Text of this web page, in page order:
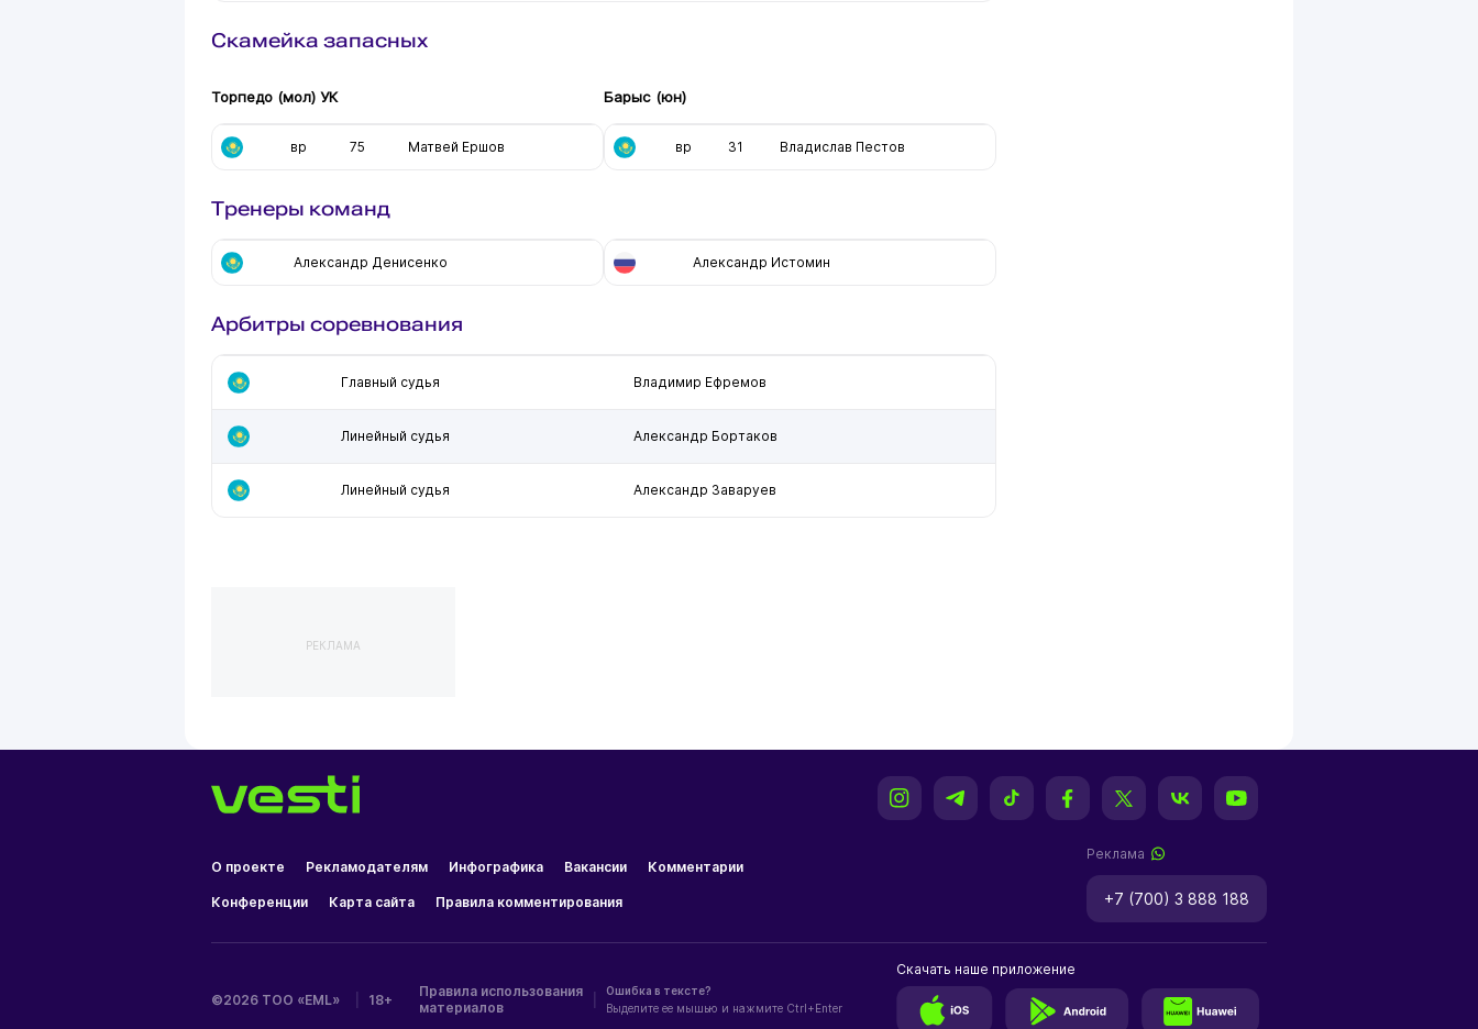
Скамейка запасных
Торпедо (мол) УК
вр 75 Матвей Ершов
Барыс (юн)
вр 31 Владислав Пестов
Тренеры команд
Александр Денисенко Александр Истомин
Арбитры соревнования
Главный судья Владимир Ефремов
Линейный судья Александр Бортаков
Линейный судья Александр Заваруев
РЕКЛАМА
О проекте Рекламодателям Инфографика Вакансии Комментарии
Конференции Карта сайта Правила комментирования
Реклама
+7 (700) 3 888 188
©2026 ТОО «EML» 18+
Правила использования
материалов
Ошибка в тексте?
Выделите ее мышью и нажмите Ctrl+Enter
Скачать наше приложение